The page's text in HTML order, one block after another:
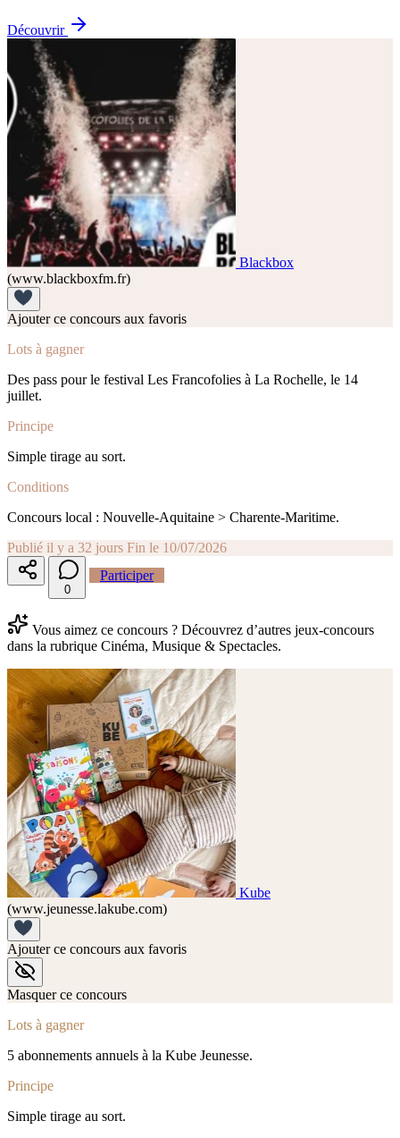
Découvrir
Blackbox
(www.blackboxfm.fr)
Ajouter ce concours aux favoris
Lots à gagner
Des pass pour le festival Les Francofolies à La Rochelle, le 14
juillet.
Principe
Simple tirage au sort.
Conditions
Concours local : Nouvelle-Aquitaine > Charente-Maritime.
Publié il y a 32 jours Fin le 10/07/2026
0
Participer
Vous aimez ce concours ? Découvrez d’autres jeux-concours
dans la rubrique Cinéma, Musique & Spectacles.
Kube
(www.jeunesse.lakube.com)
Ajouter ce concours aux favoris
Masquer ce concours
Lots à gagner
5 abonnements annuels à la Kube Jeunesse.
Principe
Simple tirage au sort.